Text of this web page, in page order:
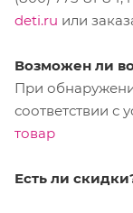
deti.ru или
Возможен ли
При
соответствии с
товар
Есть ли